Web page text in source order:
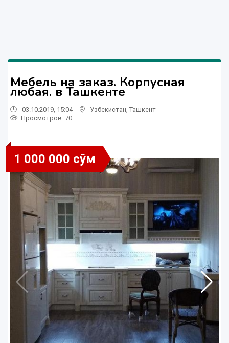
Мебель на заказ. Корпусная
любая. в Ташкенте
03.10.2019, 15:04 Узбекистан Ташкент
Просмотров: 70
1 000 000 сўм